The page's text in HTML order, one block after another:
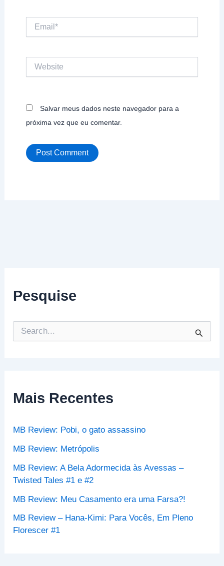
Pesquise
e
s
a
o
:
Mais Recentes
MB Review: Pobi, o gato assassino
MB Review: Metrópolis
MB Review: A Bela Adormecida às Avessas –
Twisted Tales #1 e #2
MB Review: Meu Casamento era uma Farsa?!
MB Review – Hana-Kimi: Para Vocês, Em Pleno
Florescer #1
Email*
Salvar meus dados neste navegador para a
próxima vez que eu comentar.